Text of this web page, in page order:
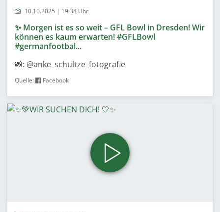
10.10.2025 | 19:38 Uhr
✨ Morgen ist es so weit – GFL Bowl in Dresden! Wir
können es kaum erwarten! #GFLBowl
#germanfootbal...
📸: @anke_schultze_fotografie
Quelle: Facebook